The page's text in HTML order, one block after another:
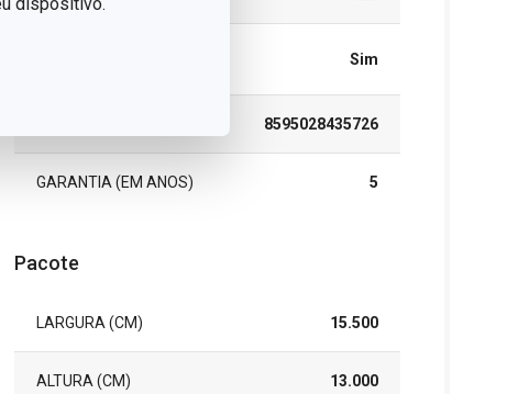
Sim
8595028435726
GARANTIA (EM ANOS) 5
Pacote
LARGURA (CM) 15.500
ALTURA (CM) 13.000